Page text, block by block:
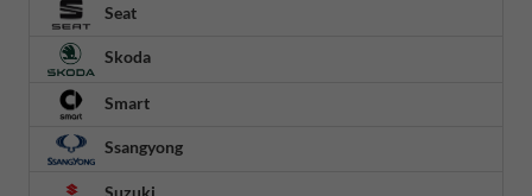
Seat
Skoda
Smart
Ssangyong
Suzuki